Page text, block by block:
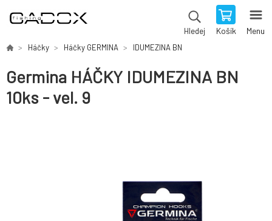
Hledej Košík Menu
Háčky Háčky GERMINA IDUMEZINA BN
Germina HÁČKY IDUMEZINA BN
10ks - vel. 9